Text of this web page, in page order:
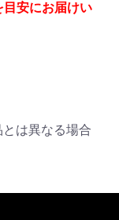
安にお届けい
は異なる場合